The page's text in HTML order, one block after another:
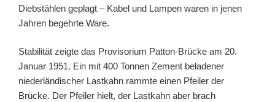
Diebstählen geplagt – Kabel und Lampen waren in jenen
Jahren begehrte Ware.
Stabilität zeigte das Provisorium Patton-Brücke am 20.
Januar 1951. Ein mit 400 Tonnen Zement beladener
niederländischer Lastkahn rammte einen Pfeiler der
Brücke. Der Pfeiler hielt, der Lastkahn aber brach